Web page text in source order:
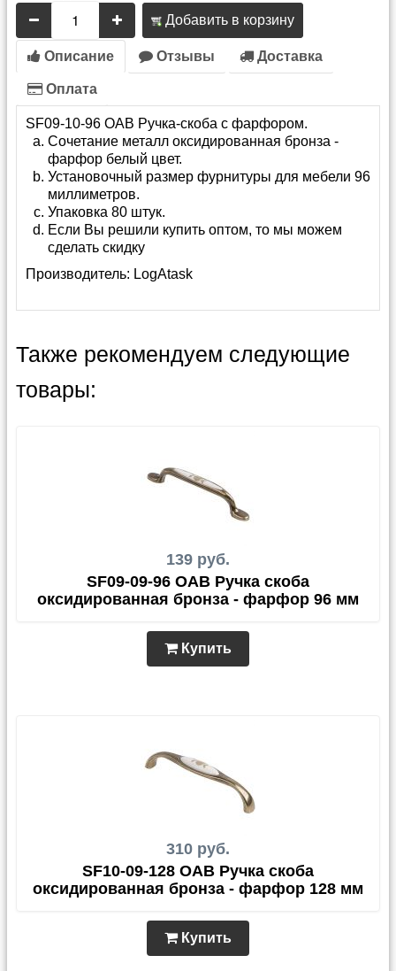
Добавить в корзину
Описание Отзывы Доставка
Оплата
SF09-10-96 OAB Ручка-скоба с фарфором.
Сочетание металл оксидированная бронза -
фарфор белый цвет.
Установочный размер фурнитуры для мебели 96
миллиметров.
Упаковка 80 штук.
Если Вы решили купить оптом, то мы можем
сделать скидку
Производитель: LogAtask
Также рекомендуем следующие
товары:
139 руб.
SF09-09-96 OAB Ручка скоба
оксидированная бронза - фарфор 96 мм
Купить
310 руб.
SF10-09-128 OAB Ручка скоба
оксидированная бронза - фарфор 128 мм
Купить